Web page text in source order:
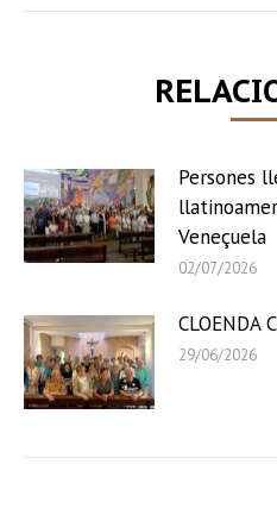
Persones
Veneçuela
02/07/2026
CLOENDA
29/06/2026